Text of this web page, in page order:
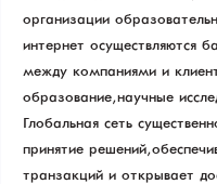
организации
интернет осуществляются
между компаниями и
образование, научные
Глобальная сеть
принятие решений,
транзакций и открывает